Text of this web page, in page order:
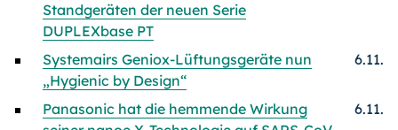
Standgeräten der neuen Serie
DUPLEXbase PT
Systemairs Geniox-Lüftungsgeräte nun
„Hygienic by Design“
6.11.
Panasonic hat die hemmende Wirkung
6.11.